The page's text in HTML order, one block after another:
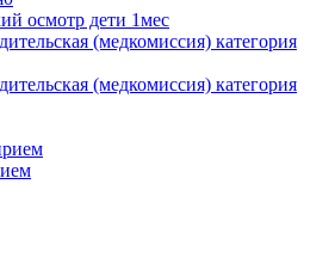
осмотр дети 1мес
(медкомиссия) категория
(медкомиссия) категория